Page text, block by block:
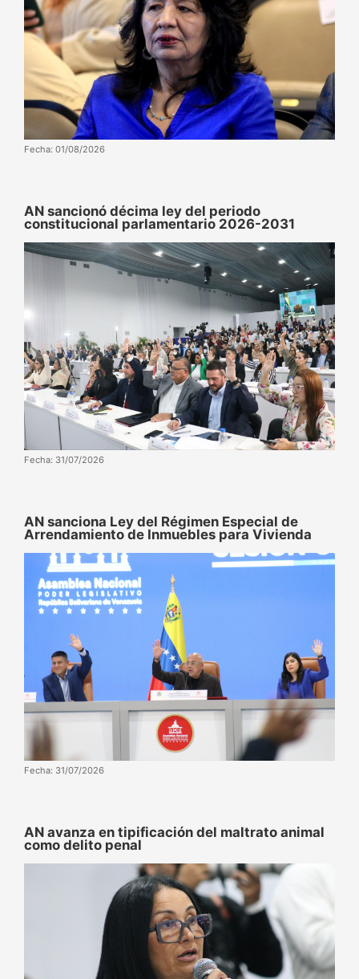
Fecha: 01/08/2026
AN sancionó décima ley del periodo
constitucional parlamentario 2026-2031
Fecha: 31/07/2026
AN sanciona Ley del Régimen Especial de
Arrendamiento de Inmuebles para Vivienda
Fecha: 31/07/2026
AN avanza en tipificación del maltrato animal
como delito penal